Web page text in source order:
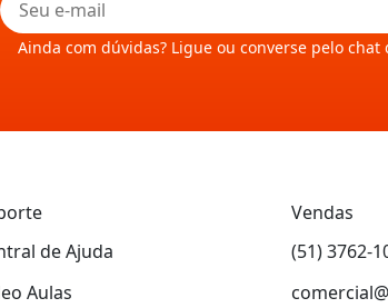
Ainda com dúvidas? Ligue ou converse pelo
de Ajuda
Aulas
Vendas
(51) 3762-